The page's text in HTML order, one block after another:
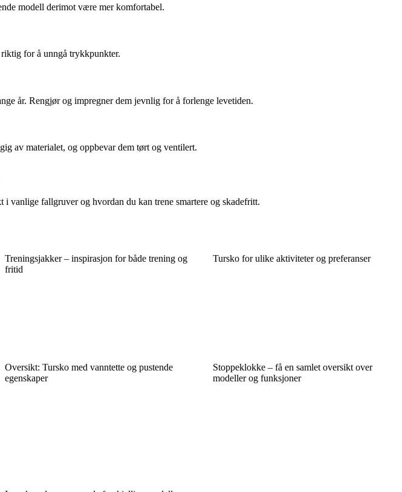
modell derimot være mer komfortabel.
riktig for å unngå trykkpunkter.
år. Rengjør og impregner dem jevnlig for å forlenge levetiden.
av materialet, og oppbevar dem tørt og ventilert.
vanlige fallgruver og hvordan du kan trene smartere og skadefritt.
Treningsjakker – inspirasjon for både trening og
fritid
Tursko for ulike aktiviteter og preferanser
Oversikt: Tursko med vanntette og pustende
egenskaper
Stoppeklokke – få en samlet oversikt over
modeller og funksjoner